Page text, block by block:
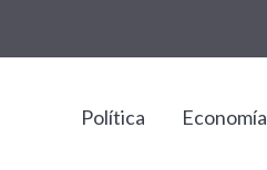
Política Economía